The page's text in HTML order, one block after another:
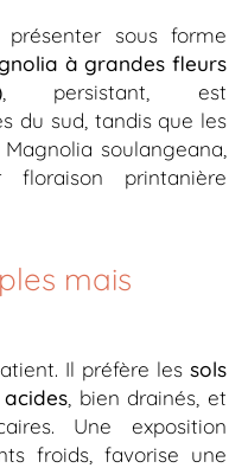
sous forme
à grandes fleurs
, persistant, est
du sud, tandis que les
Magnolia soulangeana
printanière
mais
Il préfère les sols
, bien drainés, et
Une exposition
froids, favorise une